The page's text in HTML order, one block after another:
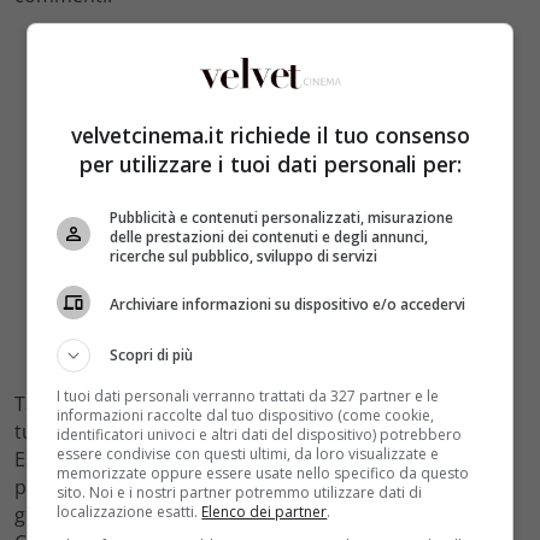
Tante donne hanno ironizzato che in quel momento
tutte sarebbero volute essere la madre di Salvatore
Esposito.Can Yaman è molto amato, soprattutto dal
pubblico femminile e per una fan ricevere un video del
genere deve essere sicuramente una gradita sorpresa.
velvetcinema.it richiede il tuo consenso
per utilizzare i tuoi dati personali per:
Pubblicità e contenuti personalizzati, misurazione
delle prestazioni dei contenuti e degli annunci,
ricerche sul pubblico, sviluppo di servizi
Archiviare informazioni su dispositivo e/o accedervi
Scopri di più
I tuoi dati personali verranno trattati da 327 partner e le
informazioni raccolte dal tuo dispositivo (come cookie,
identificatori univoci e altri dati del dispositivo) potrebbero
essere condivise con questi ultimi, da loro visualizzate e
memorizzate oppure essere usate nello specifico da questo
sito. Noi e i nostri partner potremmo utilizzare dati di
localizzazione esatti. Elenco dei partner.